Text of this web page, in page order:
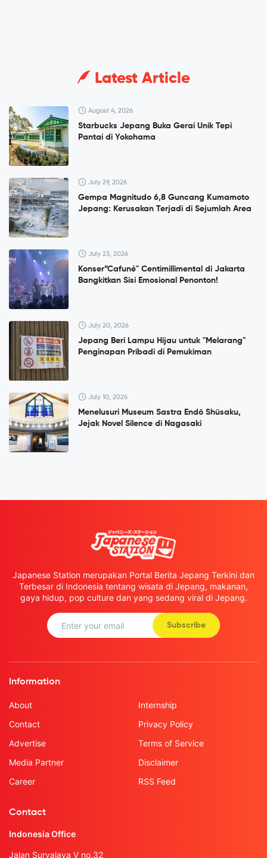
Latest Article
August 4, 2026
Starbucks Jepang Buka Gerai Unik Tepi
Pantai di Yokohama
July 29, 2026
Gempa Magnitudo 6,8 Guncang Kumamoto
Jepang: Kerusakan Terjadi di Sejumlah Area
July 23, 2026
Konser”Cafuné" Centimillimental di Jakarta
Bangkitkan Sisi Emosional Penonton!
July 20, 2026
Jepang Beri Lampu Hijau untuk "Melarang"
Penginapan Pribadi di Pemukiman
July 10, 2026
Menelusuri Museum Sastra Endō Shūsaku,
Jejak Novel Silence di Nagasaki
Japanese Station merupakan Portal Berita Jepang Terkini dan
Terbesar di Indonesia tentang wisata di Jepang, makanan,
gaya hidup, pop culture dan yang sedang viral di Jepang.
Subscribe
Information
About
Contact
Advertise
Media Partner
Career
Internship
Privacy Policy
Terms of Service
Disclaimer
RSS Feed
Contact
Indonesia Office
Jalan Suryalaya V no.32